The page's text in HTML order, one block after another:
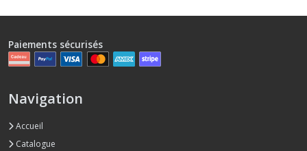
Paiements sécurisés
Navigation
Accueil
Catalogue